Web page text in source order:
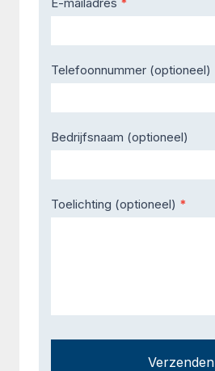
Telefoonnummer (optioneel)
Bedrijfsnaam (optioneel)
Toelichting (optioneel) *
Verzenden